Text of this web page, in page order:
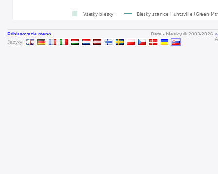
Prihlasovacie meno
Jazyky:
Data - blesky © 2003-2026